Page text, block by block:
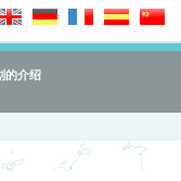
的介绍